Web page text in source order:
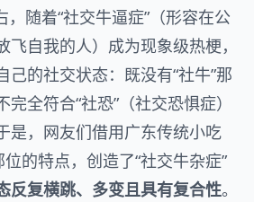
随着“社交牛逼症”（形容在公
飞自我的人）成为现象级热梗，
己的社交状态：既没有“社牛”那
全符合“社恐”（社交恐惧症）
是，网友们借用广东传统小吃
的特点，创造了“社交牛杂症”
反复横跳、多变且具有复合性。